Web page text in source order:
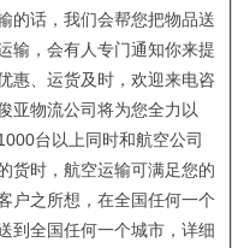
的话，我们会帮您把物品送
输，会有人专门通知你来提
惠、运货及时，欢迎来电咨
亚物流公司将为您全力以
台以上同时和航空公司
货时，航空运输可满足您的
户之所想，在全国任何一个
到全国任何一个城市，详细